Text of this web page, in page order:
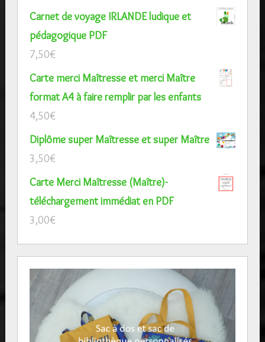
Carnet de voyage IRLANDE ludique et
pédagogique PDF
7,50€
Carte merci Maîtresse et merci Maître
format A4 à faire remplir par les enfants
4,50€
Diplôme super Maîtresse et super Maître
3,50€
Carte Merci Maîtresse (Maître)-
téléchargement immédiat en PDF
3,00€